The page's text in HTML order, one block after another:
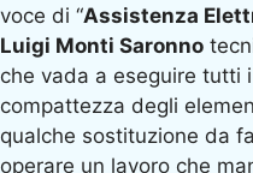
voce di “Assistenza
Luigi Monti Saronno
che vada a eseguire tutti
compattezza degli
qualche sostituzione da
operare un lavoro che